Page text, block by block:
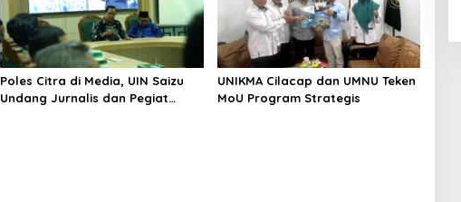
Poles Citra di Media, UIN Saizu
Undang Jurnalis dan Pegiat
UNIKMA Cilacap dan UMNU Teken
MoU Program Strategis